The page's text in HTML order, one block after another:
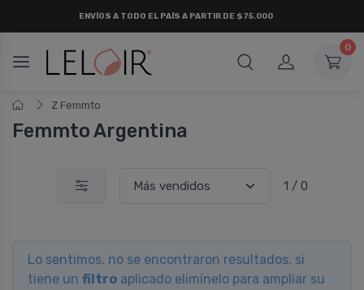
ENVÍOS A TODO EL PAÍS A PARTIR DE $75.000
0
Z Femmto
Femmto Argentina
1 / 0
Lo sentimos, no se encontraron resultados, si
tiene un filtro aplicado elimínelo para ampliar su